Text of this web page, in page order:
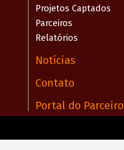
Projetos Captados
Parceiros
Relatórios
Notícias
Contato
Portal do Parceiro